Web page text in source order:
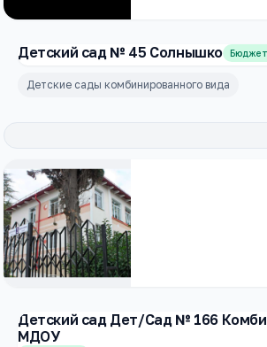
Детский сад № 45 Солнышко
Детские сады комбинированного вида
Детский сад Дет/Сад № 166
МДОУ